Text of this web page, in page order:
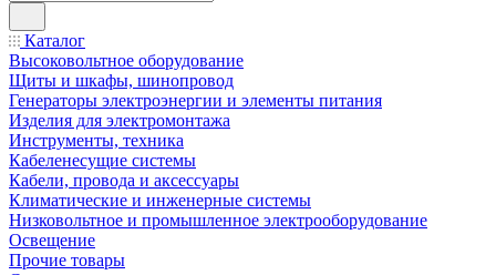
Каталог
Высоковольтное оборудование
Щиты и шкафы, шинопровод
Генераторы электроэнергии и элементы питания
Изделия для электромонтажа
Инструменты, техника
Кабеленесущие системы
Кабели, провода и аксессуары
Климатические и инженерные системы
Низковольтное и промышленное электрооборудование
Освещение
Прочие товары